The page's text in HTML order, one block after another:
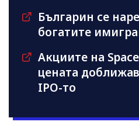
Българин се
богатите
Акциите на
цената
IPO-то